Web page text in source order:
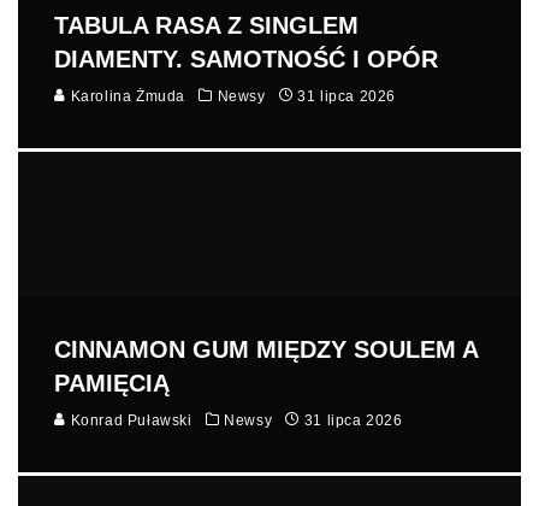
TABULA RASA Z SINGLEM
DIAMENTY. SAMOTNOŚĆ I OPÓR
Karolina Żmuda Newsy 31 lipca 2026
CINNAMON GUM MIĘDZY SOULEM A
PAMIĘCIĄ
Konrad Puławski Newsy 31 lipca 2026